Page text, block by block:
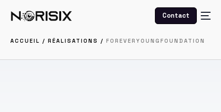
Contact
ACCUEIL / RÉALISATIONS /FOREVERYOUNGFOUNDATION